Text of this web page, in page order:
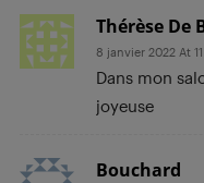
Thérèse De
8 janvier 2022 At
Dans mon
joyeuse
Bouchard